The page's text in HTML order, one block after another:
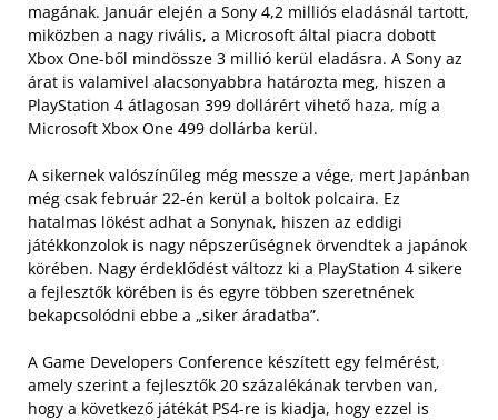
magának. Január elején a Sony 4,2 milliós eladásnál tartott,
miközben a nagy rivális, a Microsoft által piacra dobott
Xbox One-ből mindössze 3 millió kerül eladásra. A Sony az
árat is valamivel alacsonyabbra határozta meg, hiszen a
PlayStation 4 átlagosan 399 dollárért vihető haza, míg a
Microsoft Xbox One 499 dollárba kerül.
A sikernek valószínűleg még messze a vége, mert Japánban
még csak február 22-én kerül a boltok polcaira. Ez
hatalmas lökést adhat a Sonynak, hiszen az eddigi
játékkonzolok is nagy népszerűségnek örvendtek a japánok
körében. Nagy érdeklődést változz ki a PlayStation 4 sikere
a fejlesztők körében is és egyre többen szeretnének
bekapcsolódni ebbe a „siker áradatba”.
A Game Developers Conference készített egy felmérést,
amely szerint a fejlesztők 20 százalékának tervben van,
hogy a következő játékát PS4-re is kiadja, hogy ezzel is